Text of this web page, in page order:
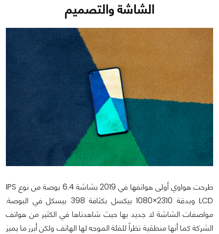
الشاشة والتصميم
طرحت هواوي أولى هواتفها في 2019 بشاشة 6.4 بوصة من نوع IPS
LCD وبدقة 2310×1080 بيكسل بكثافة 398 بيسكل في البوصة.
مواصفات الشاشة لا جديد بها حيث شاهدناها في الكثير من هواتف
الشركة كما أنها منطقية نظراً للفئة الموجه لها الهاتف ولكن أبرز ما يميز